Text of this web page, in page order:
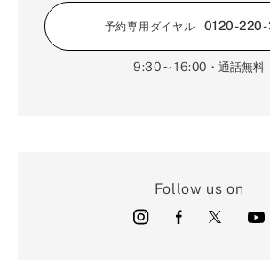
予約専用ダイヤル 0120-
9:30～16:00 ・通話無料
Follow us on